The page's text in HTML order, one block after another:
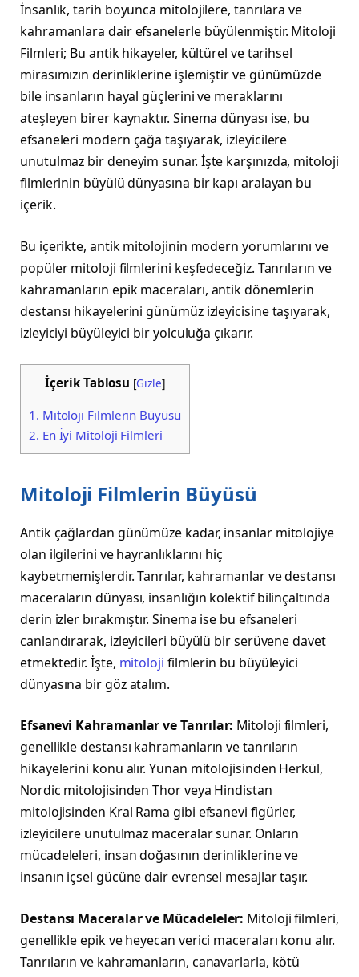
İnsanlık, tarih boyunca mitolojilere, tanrılara ve
kahramanlara dair efsanelerle büyülenmiştir. Mitoloji
Filmleri; Bu antik hikayeler, kültürel ve tarihsel
mirasımızın derinliklerine işlemiştir ve günümüzde
bile insanların hayal güçlerini ve meraklarını
ateşleyen birer kaynaktır. Sinema dünyası ise, bu
efsaneleri modern çağa taşıyarak, izleyicilere
unutulmaz bir deneyim sunar. İşte karşınızda, mitoloji
filmlerinin büyülü dünyasına bir kapı aralayan bu
içerik.
Bu içerikte, antik mitolojinin modern yorumlarını ve
popüler mitoloji filmlerini keşfedeceğiz. Tanrıların ve
kahramanların epik maceraları, antik dönemlerin
destansı hikayelerini günümüz izleyicisine taşıyarak,
izleyiciyi büyüleyici bir yolculuğa çıkarır.
İçerik Tablosu [Gizle]
1. Mitoloji Filmlerin Büyüsü
2. En İyi Mitoloji Filmleri
Mitoloji Filmlerin Büyüsü
Antik çağlardan günümüze kadar, insanlar mitolojiye
olan ilgilerini ve hayranlıklarını hiç
kaybetmemişlerdir. Tanrılar, kahramanlar ve destansı
maceraların dünyası, insanlığın kolektif bilinçaltında
derin izler bırakmıştır. Sinema ise bu efsaneleri
canlandırarak, izleyicileri büyülü bir serüvene davet
etmektedir. İşte, mitoloji filmlerin bu büyüleyici
dünyasına bir göz atalım.
Efsanevi Kahramanlar ve Tanrılar: Mitoloji filmleri,
genellikle destansı kahramanların ve tanrıların
hikayelerini konu alır. Yunan mitolojisinden Herkül,
Nordic mitolojisinden Thor veya Hindistan
mitolojisinden Kral Rama gibi efsanevi figürler,
izleyicilere unutulmaz maceralar sunar. Onların
mücadeleleri, insan doğasının derinliklerine ve
insanın içsel gücüne dair evrensel mesajlar taşır.
Destansı Maceralar ve Mücadeleler: Mitoloji filmleri,
genellikle epik ve heyecan verici maceraları konu alır.
Tanrıların ve kahramanların, canavarlarla, kötü